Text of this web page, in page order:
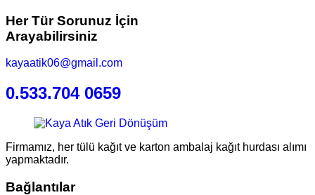
Her Tür Sorunuz İçin
Arayabilirsiniz
kayaatik06@gmail.com
0.533.704 0659
Firmamız, her tülü kağıt ve karton ambalaj kağıt hurdası alımı
yapmaktadır.
Bağlantılar